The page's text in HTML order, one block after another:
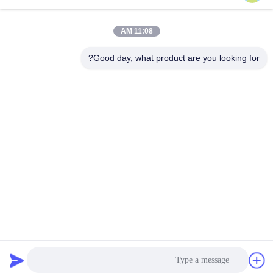
Dongguan Yuantuo Packaging Products Co.,Ltd . كل شيء حقوق محجوزة
11:08 AM
Good day, what product are you looking for?